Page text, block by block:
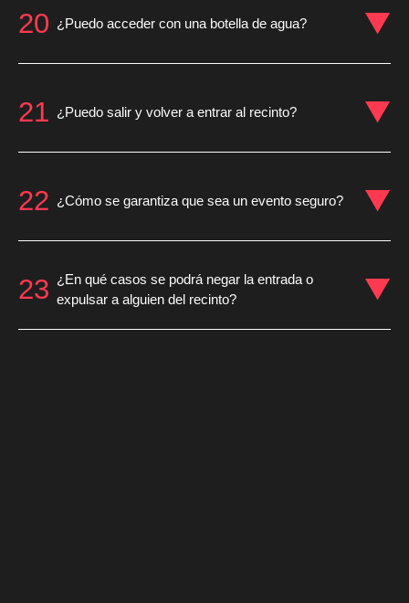
20 ¿Puedo acceder con una botella de agua?
21 ¿Puedo salir y volver a entrar al recinto?
22 ¿Cómo se garantiza que sea un evento seguro?
23 ¿En qué casos se podrá negar la entrada o
expulsar a alguien del recinto?